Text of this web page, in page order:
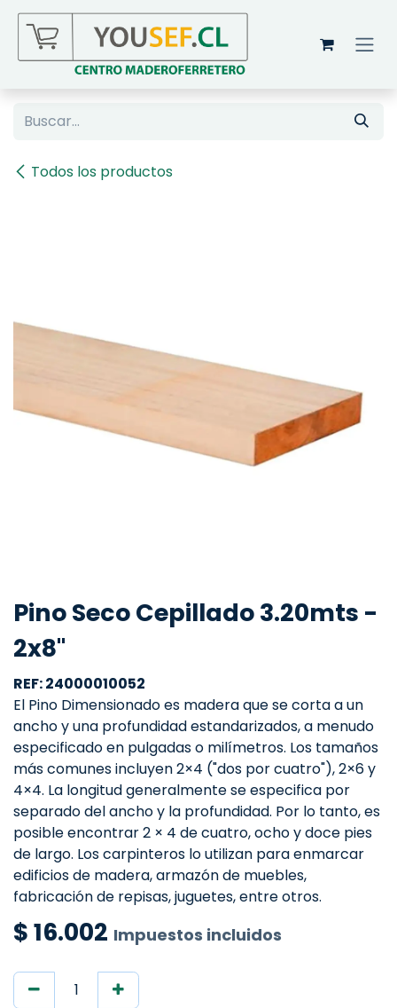
Ir al contenido
Todos los productos
Pino Seco Cepillado 3.20mts -
2x8"
REF: 24000010052
El Pino Dimensionado es madera que se corta a un
ancho y una profundidad estandarizados, a menudo
especificado en pulgadas o milímetros. Los tamaños
más comunes incluyen 2×4 ("dos por cuatro"), 2×6 y
4×4. La longitud generalmente se especifica por
separado del ancho y la profundidad. Por lo tanto, es
posible encontrar 2 × 4 de cuatro, ocho y doce pies
de largo. Los carpinteros lo utilizan para enmarcar
edificios de madera, armazón de muebles,
fabricación de repisas, juguetes, entre otros.
$16.002 Impuestos incluidos